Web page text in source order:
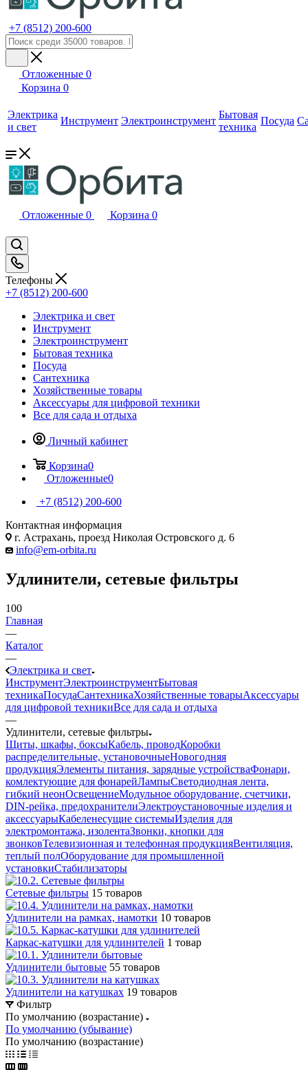
+7 (8512) 200-600
Отложенные 0
Корзина 0
Электрика
и свет
Инструмент Электроинструмент
Бытовая
техника
Посуда
Отложенные 0 Корзина 0
Телефоны
+7 (8512) 200-600
Электрика и свет
Инструмент
Электроинструмент
Бытовая техника
Посуда
Сантехника
Хозяйственные товары
Аксессуары для цифровой техники
Все для сада и отдыха
Личный кабинет
Корзина0
Отложенные0
+7 (8512) 200-600
Контактная информация
г. Астрахань, проезд Николая Островского д. 6
info@em-orbita.ru
Удлинители, сетевые фильтры
100
Главная
—
Каталог
—
Электрика и свет
ИнструментЭлектроинструментБытовая
техникаПосудаСантехникаХозяйственные товарыАксессуары
для цифровой техникиВсе для сада и отдыха
—
Удлинители, сетевые фильтры
Щиты, шкафы, боксыКабель, проводКоробки
распределительные, установочныеНовогодняя
продукцияЭлементы питания, зарядные устройстваФонари,
комлектующие для фонарейЛампыСветодиодная лента,
гибкий неонОсвещениеМодульное оборудование, счетчики,
DIN-рейка, предохранителиЭлектроустановочные изделия и
аксессуарыКабеленесущие системыИзделия для
электромонтажа, изолентаЗвонки, кнопки для
звонковТелевизионная и телефонная продукцияВентиляция,
теплый полОборудование для промышленной
установкиСтабилизаторы
Сетевые фильтры 15 товаров
Удлинители на рамках, намотки 10 товаров
Каркас-катушки для удлинителей 1 товар
Удлинители бытовые 55 товаров
Удлинители на катушках 19 товаров
Фильтр
По умолчанию (возрастание)
По умолчанию (убывание)
По умолчанию (возрастание)